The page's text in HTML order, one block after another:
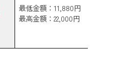
最低金額：11,880円
最高金額：22,000円